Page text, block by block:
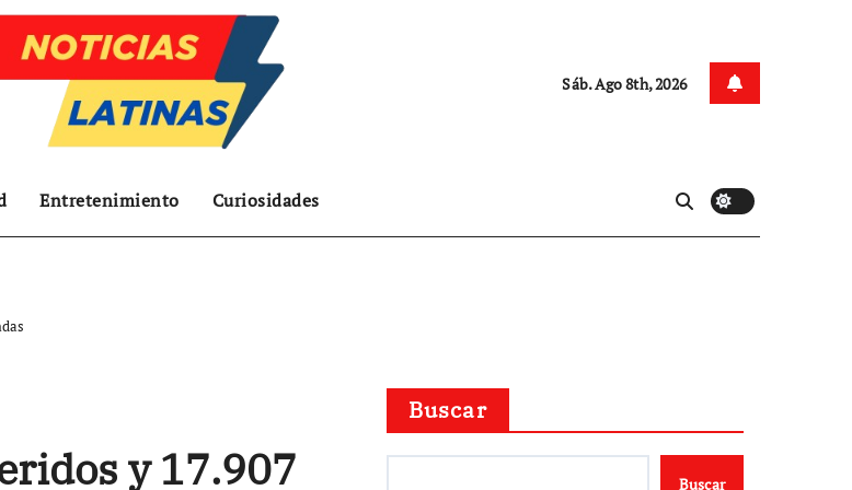
Sáb. Ago 8th, 2026
Entretenimiento Curiosidades
y 17.907
Buscar
Buscar